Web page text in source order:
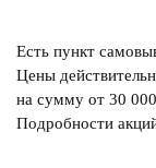
Есть пункт
Цены
на сумму от 30
Подробности